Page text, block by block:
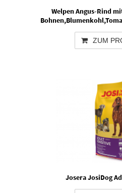
Welpen Angus-Rind
ZUM
Josera JosiDog